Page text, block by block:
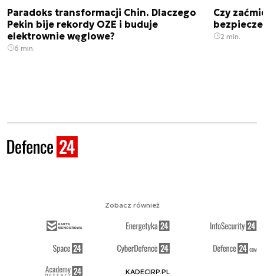
Paradoks transformacji Chin. Dlaczego
Pekin bije rekordy OZE i buduje
elektrownie węglowe?
6 min.
Czy
2 min.
Zobacz również
KADECIRP.PL